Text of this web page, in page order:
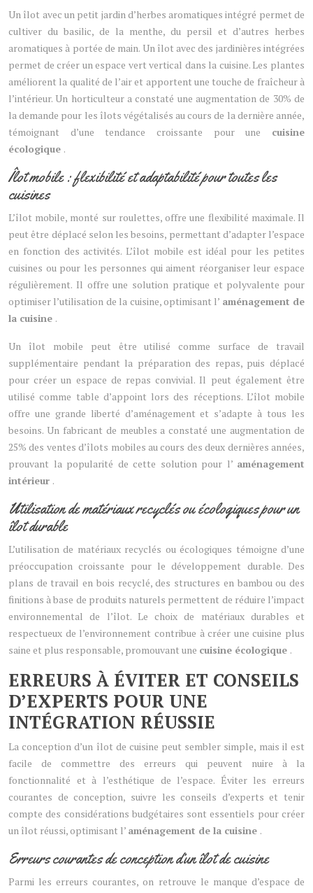
Un îlot avec un petit jardin d’herbes aromatiques intégré permet de
cultiver du basilic, de la menthe, du persil et d’autres herbes
aromatiques à portée de main. Un îlot avec des jardinières intégrées
permet de créer un espace vert vertical dans la cuisine. Les plantes
améliorent la qualité de l’air et apportent une touche de fraîcheur à
l’intérieur. Un horticulteur a constaté une augmentation de 30% de
la demande pour les îlots végétalisés au cours de la dernière année,
témoignant d’une tendance croissante pour une cuisine
écologique .
Îlot mobile : flexibilité et adaptabilité pour toutes les
cuisines
L’îlot mobile, monté sur roulettes, offre une flexibilité maximale. Il
peut être déplacé selon les besoins, permettant d’adapter l’espace
en fonction des activités. L’îlot mobile est idéal pour les petites
cuisines ou pour les personnes qui aiment réorganiser leur espace
régulièrement. Il offre une solution pratique et polyvalente pour
optimiser l’utilisation de la cuisine, optimisant l’ aménagement de
la cuisine .
Un îlot mobile peut être utilisé comme surface de travail
supplémentaire pendant la préparation des repas, puis déplacé
pour créer un espace de repas convivial. Il peut également être
utilisé comme table d’appoint lors des réceptions. L’îlot mobile
offre une grande liberté d’aménagement et s’adapte à tous les
besoins. Un fabricant de meubles a constaté une augmentation de
25% des ventes d’îlots mobiles au cours des deux dernières années,
prouvant la popularité de cette solution pour l’ aménagement
intérieur .
Utilisation de matériaux recyclés ou écologiques pour un
îlot durable
L’utilisation de matériaux recyclés ou écologiques témoigne d’une
préoccupation croissante pour le développement durable. Des
plans de travail en bois recyclé, des structures en bambou ou des
finitions à base de produits naturels permettent de réduire l’impact
environnemental de l’îlot. Le choix de matériaux durables et
respectueux de l’environnement contribue à créer une cuisine plus
saine et plus responsable, promouvant une cuisine écologique .
ERREURS À ÉVITER ET CONSEILS
D’EXPERTS POUR UNE
INTÉGRATION RÉUSSIE
La conception d’un îlot de cuisine peut sembler simple, mais il est
facile de commettre des erreurs qui peuvent nuire à la
fonctionnalité et à l’esthétique de l’espace. Éviter les erreurs
courantes de conception, suivre les conseils d’experts et tenir
compte des considérations budgétaires sont essentiels pour créer
un îlot réussi, optimisant l’ aménagement de la cuisine .
Erreurs courantes de conception d’un îlot de cuisine
Parmi les erreurs courantes, on retrouve le manque d’espace de